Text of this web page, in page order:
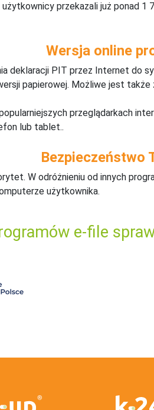
przekazali już ponad 1
Wersja online
deklaracji PIT przez Internet do
papierowej. Możliwe jest także
przeglądarkach
lub tablet..
Bezpieczeństwo
W odróżnieniu od innych
użytkownika.
e-file